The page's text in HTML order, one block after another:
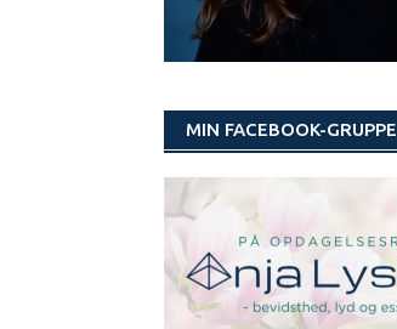
MIN FACEBOOK-GRUPPE